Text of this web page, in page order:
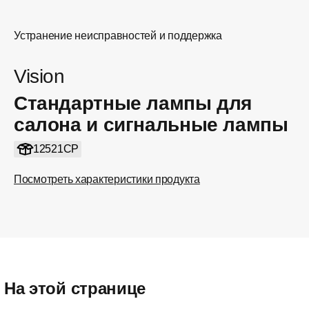
Устранение неисправностей и поддержка
Vision
Стандартные лампы для
салона и сигнальные лампы
12521CP
Посмотреть характеристики продукта
На этой странице